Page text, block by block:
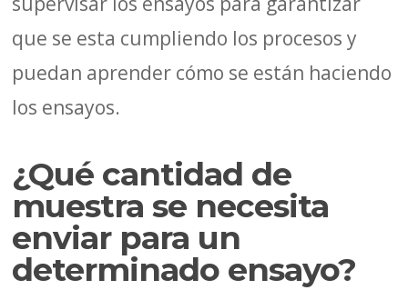
que se esta cumpliendo los procesos y
puedan aprender cómo se están haciendo
los ensayos.
¿Qué cantidad de
muestra se necesita
enviar para un
determinado ensayo?